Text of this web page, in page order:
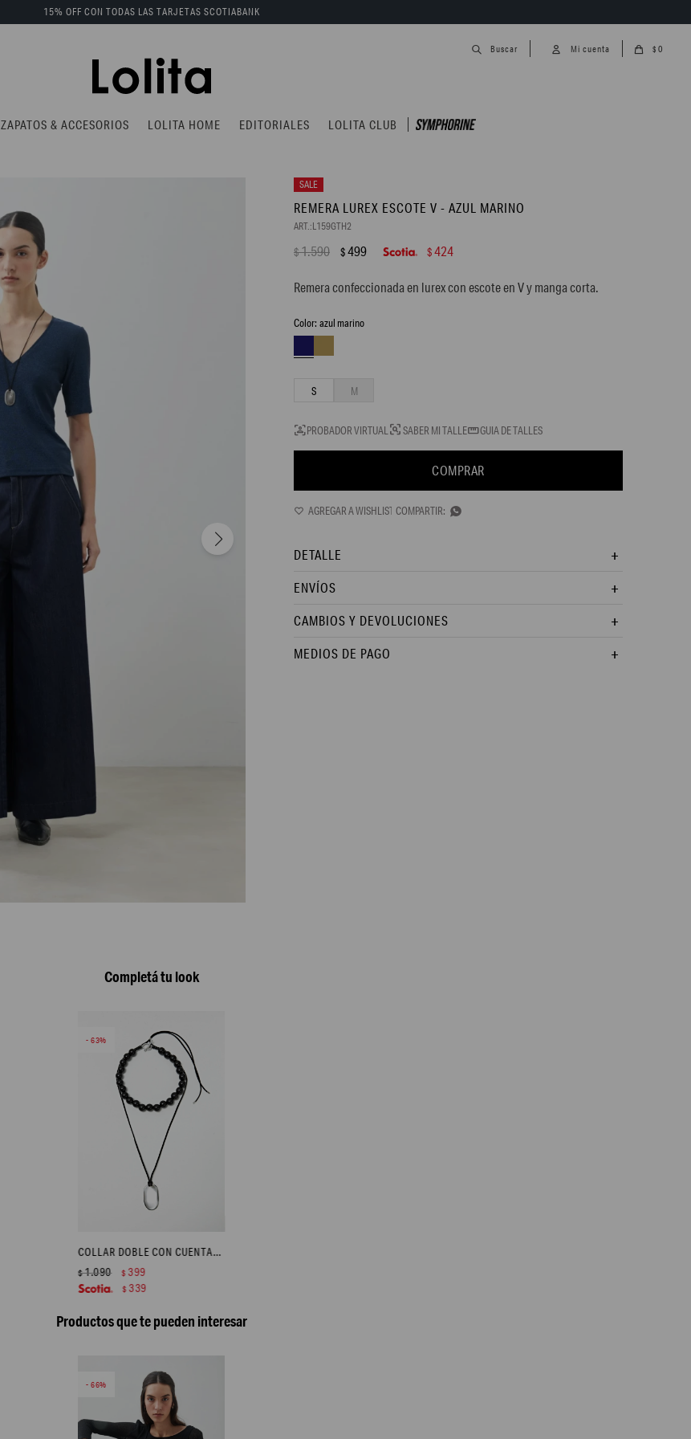
ZAPATOS & ACCESORIOS LOLITA HOME EDITORIALES LOLITA CLUB
$ 0
15% OFF CON TODAS LAS TARJETAS SCOTIABANK
REMERA LUREX ESCOTE V - AZUL MARINO
L159GTH2
$1.590 $499 $424
Remera confeccionada en lurex con escote en V y manga corta.
azul marino
S M
PROBADOR VIRTUAL SABER MI TALLE GUIA DE TALLES
COMPRAR

DETALLE
ENVÍOS
CAMBIOS Y DEVOLUCIONES
MEDIOS DE PAGO
Completá tu look
63
COLLAR DOBLE CON CUENTAS Y DIJE ACERO - PLATEADO
$1.090 $399
$339
Productos que te pueden interesar
66